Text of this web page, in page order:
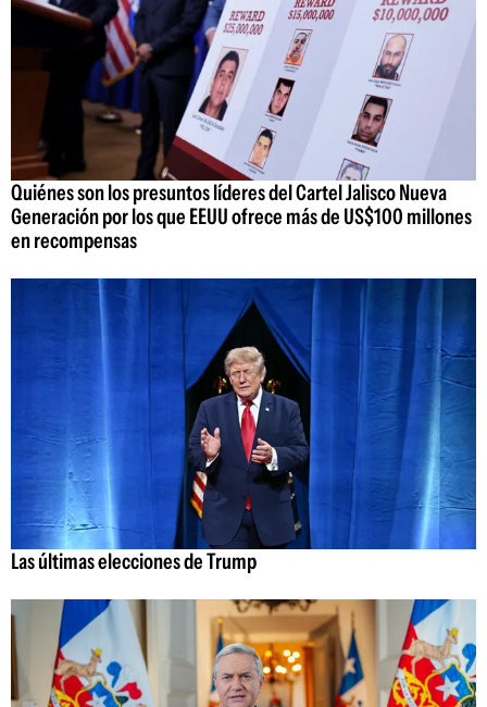
Quiénes son los presuntos líderes del Cartel Jalisco Nueva
Generación por los que EEUU ofrece más de US$100 millones
en recompensas
Las últimas elecciones de Trump